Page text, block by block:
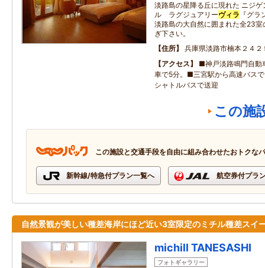
淡路島の星降る丘に現れた ニジ
ル ラグジュアリーヴィラ 『グ
淡路島の大自然に囲まれた全23
ぎ下さい。
住所
兵庫県淡路市楠本２４２
アクセス
■神戸淡路鳴門自動
車で5分。■三宮駅から高速バス
シャトルバスで送迎
この施
この施設と交通手段を自由に組み合わせたおトクな
新幹線/特急付プラン一覧へ 航空券付プラ
自然景観が美しい種差海岸にほど近い3室限定のミチル種差スイ
michill TANESASHI
フォトギャラリー